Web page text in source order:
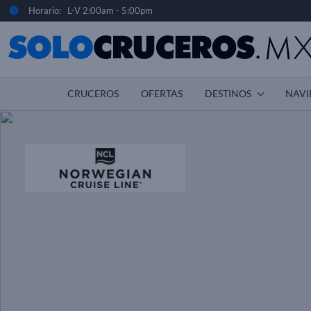
Horario: L-V 2:00am - 5:00pm
CRUCEROS OFERTAS DESTINOS